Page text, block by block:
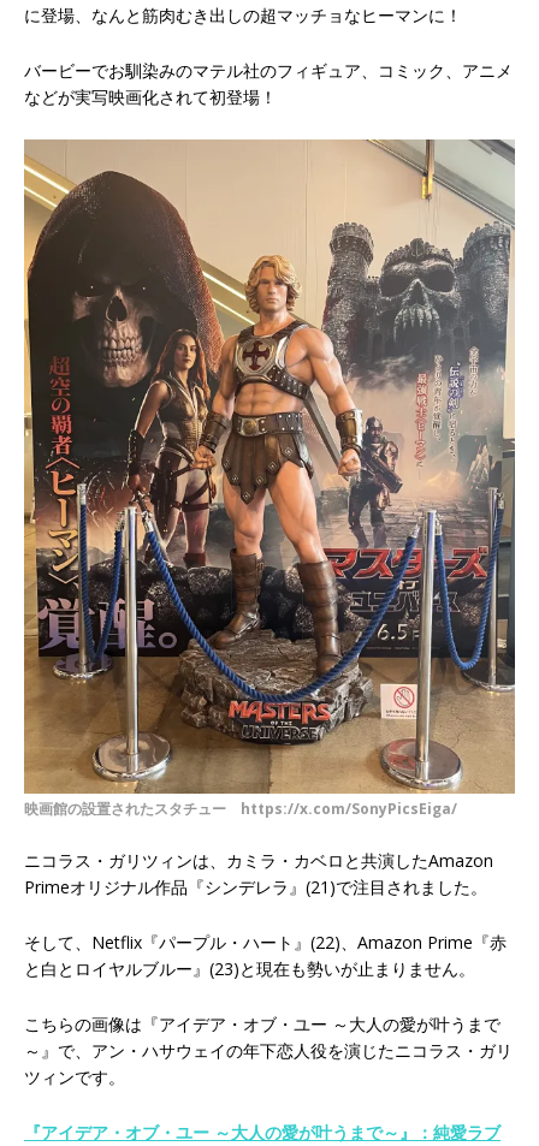
に登場、なんと筋肉むき出しの超マッチョなヒーマンに！
バービーでお馴染みのマテル社のフィギュア、コミック、アニメ
などが実写映画化されて初登場！
映画館の設置されたスタチュー https://x.com/SonyPicsEiga/
ニコラス・ガリツィンは、カミラ・カベロと共演したAmazon
Primeオリジナル作品『シンデレラ』(21)で注目されました。
そして、Netflix『パープル・ハート』(22)、Amazon Prime『赤
と白とロイヤルブルー』(23)と現在も勢いが止まりません。
こちらの画像は『アイデア・オブ・ユー ～大人の愛が叶うまで
～』で、アン・ハサウェイの年下恋人役を演じたニコラス・ガリ
ツィンです。
『アイデア・オブ・ユー ～大人の愛が叶うまで～』：純愛ラブ